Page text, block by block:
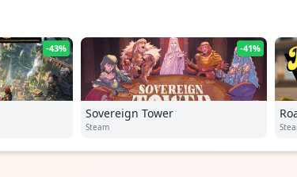
-43% -41%
Sovereign Tower
Steam